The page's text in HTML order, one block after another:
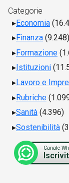
Categorie
Economia
Finanza (9.248)
Formazione
Istituzioni
Lavoro e
Rubriche
Sanità (4.396)
Sostenibilità
Canale